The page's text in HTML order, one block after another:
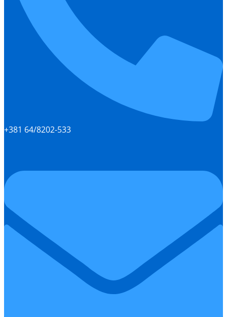
+381 64/8202-533